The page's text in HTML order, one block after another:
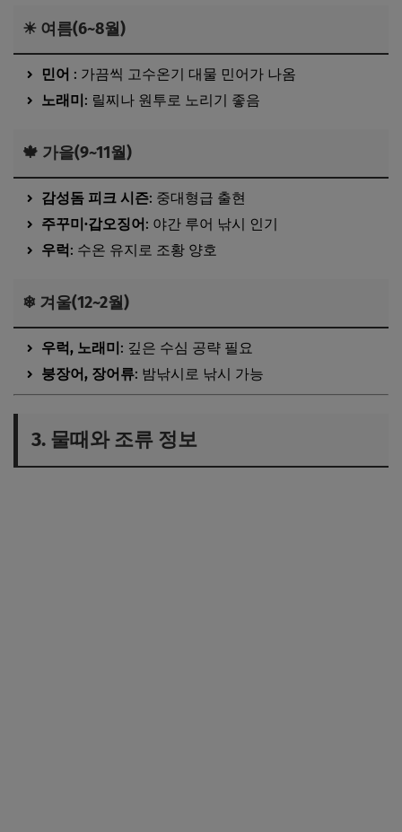
☀ 여름(6~8월)
민어 : 가끔씩 고수온기 대물 민어가 나옴
노래미: 릴찌나 원투로 노리기 좋음
🍁 가을(9~11월)
감성돔 피크 시즌: 중대형급 출현
주꾸미·갑오징어: 야간 루어 낚시 인기
우럭: 수온 유지로 조황 양호
❄ 겨울(12~2월)
우럭, 노래미: 깊은 수심 공략 필요
붕장어, 장어류: 밤낚시로 낚시 가능
3. 물때와 조류 정보